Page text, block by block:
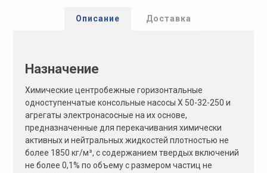
Описание Доставка
Назначение
Химические центробежные горизонтальные
одноступенчатые консольные насосы Х 50-32-250 и
агрегаты электронасосные на их основе,
предназначенные для перекачивания химически
активных и нейтральных жидкостей плотностью не
более 1850 кг/м³, с содержанием твердых включений
не более 0,1% по объему с размером частиц не